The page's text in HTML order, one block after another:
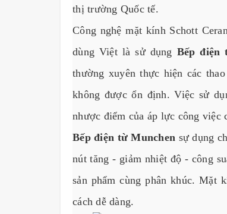
thị trường Quốc tế.
Công nghệ mặt kính Schott
dùng Việt là sử dụng Bếp điện
thường xuyên thực hiện các
không được ổn định. Việc sử
nhược điểm của áp lực công việc
Bếp điện từ Munchen sự dụng
nút tăng - giảm nhiệt độ - công
sản phẩm cùng phân khúc. Mặt
cách dễ dàng.